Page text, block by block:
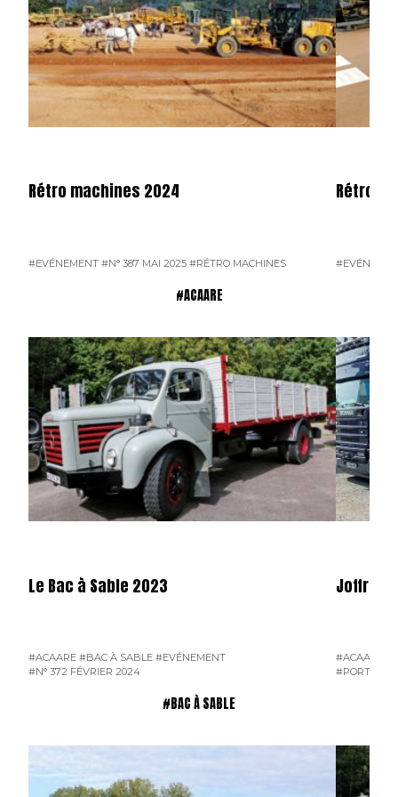
Rétro machines 2024
#EVÉNEMENT #N° 387 MAI 2025 #RÉTRO MACHINES
#ACAARE
Le Bac à Sable 2023
#ACAARE #BAC À SABLE #EVÉNEMENT
#N° 372 FÉVRIER 2024
Joffrey
#ACAARE
#PORTRAIT
#BAC À SABLE